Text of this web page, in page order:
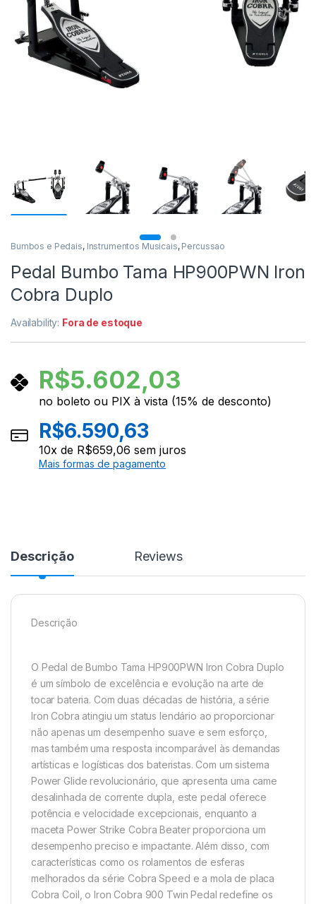
Bumbos e Pedais, Instrumentos Musicais, Percussao
Pedal Bumbo Tama HP900PWN Iron
Cobra Duplo
Availability: Fora de estoque
R$5.602,03
no boleto ou PIX à vista (15% de desconto)
R$6.590,63
10x de R$659,06 sem juros
Mais formas de pagamento
Descrição Reviews
Descrição
O Pedal de Bumbo Tama HP900PWN Iron Cobra Duplo
é um símbolo de excelência e evolução na arte de
tocar bateria. Com duas décadas de história, a série
Iron Cobra atingiu um status lendário ao proporcionar
não apenas um desempenho suave e sem esforço,
mas também uma resposta incomparável às demandas
artísticas e logísticas dos bateristas. Com um sistema
Power Glide revolucionário, que apresenta uma came
desalinhada de corrente dupla, este pedal oferece
potência e velocidade excepcionais, enquanto a
maceta Power Strike Cobra Beater proporciona um
desempenho preciso e impactante. Além disso, com
características como os rolamentos de esferas
melhorados da série Cobra Speed e a mola de placa
Cobra Coil, o Iron Cobra 900 Twin Pedal redefine os